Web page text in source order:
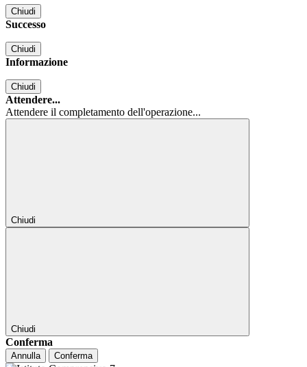
Chiudi
Successo
Chiudi
Informazione
Chiudi
Attendere...
Attendere il completamento dell'operazione...
Chiudi
Chiudi
Conferma
Annulla Conferma